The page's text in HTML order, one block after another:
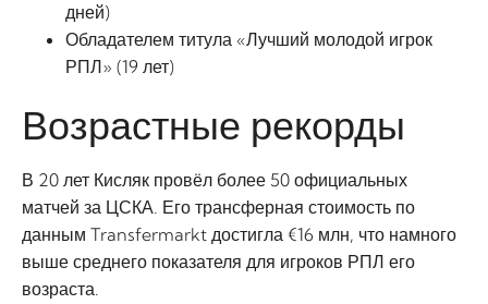
дней)
Обладателем титула «Лучший молодой игрок
РПЛ» (19 лет)
Возрастные рекорды
В 20 лет Кисляк провёл более 50 официальных
матчей за ЦСКА. Его трансферная стоимость по
данным Transfermarkt достигла €16 млн, что намного
выше среднего показателя для игроков РПЛ его
возраста.